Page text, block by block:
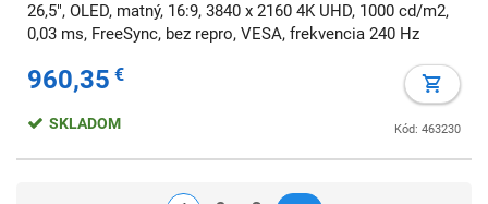
26,5", OLED, matný, 16:9, 3840 x 2160 4K UHD, 1000 cd/m2,
0,03 ms, FreeSync, bez repro, VESA, frekvencia 240 Hz
960,35 €
Kód: 463230
SKLADOM